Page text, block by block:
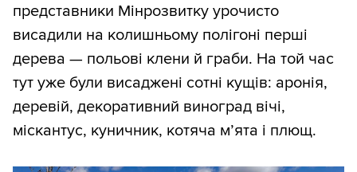
представники Мінрозвитку урочисто
висадили на колишньому полігоні перші
дерева — польові клени й граби. На той час
тут уже були висаджені сотні кущів: аронія,
деревій, декоративний виноград вічі,
міскантус, куничник, котяча м’ята і плющ.